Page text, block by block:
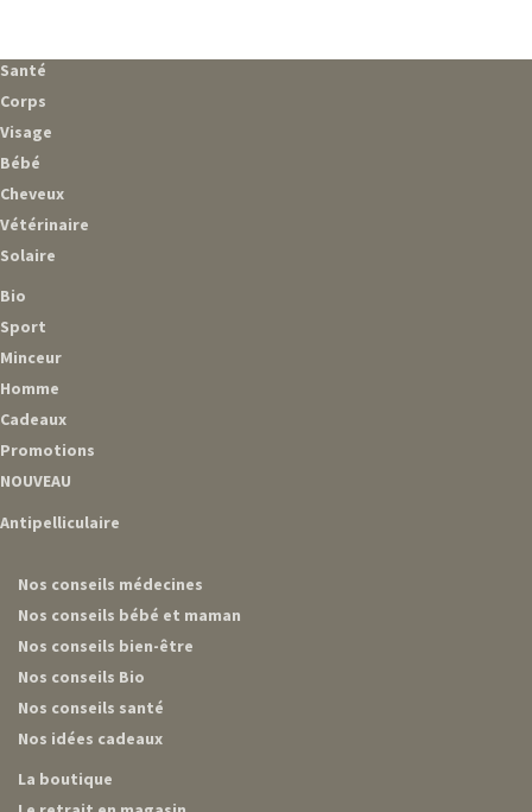
Santé
Corps
Visage
Bébé
Cheveux
Vétérinaire
Solaire
Bio
Sport
Minceur
Homme
Cadeaux
Promotions
NOUVEAU
Antipelliculaire
Nos conseils médecines
Nos conseils bébé et maman
Nos conseils bien-être
Nos conseils Bio
Nos conseils santé
Nos idées cadeaux
La boutique